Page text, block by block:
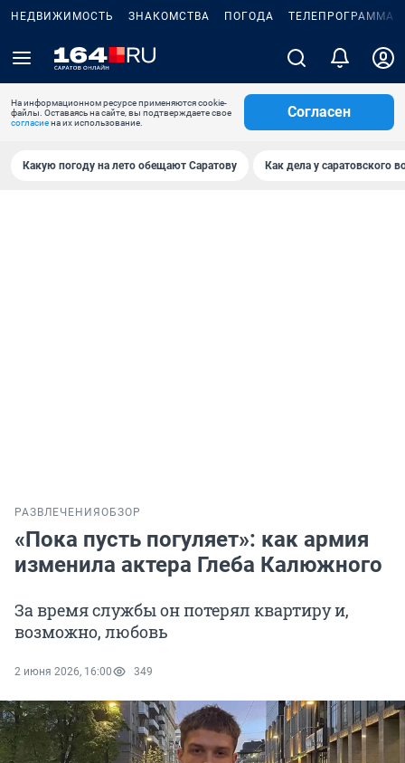
НЕДВИЖИМОСТЬ ЗНАКОМСТВА ПОГОДА ТЕЛЕПРОГРАММА
На информационном ресурсе применяются cookie-
файлы. Оставаясь на сайте, вы подтверждаете свое
согласиена их использование.
Согласен
Какую погоду на лето обещают Саратову Как дела у саратовского
РАЗВЛЕЧЕНИЯ ОБЗОР
«Пока пусть погуляет»: как армия
изменила актера Глеба Калюжного
За время службы он потерял квартиру и,
возможно, любовь
2 июня 2026, 16:00 349